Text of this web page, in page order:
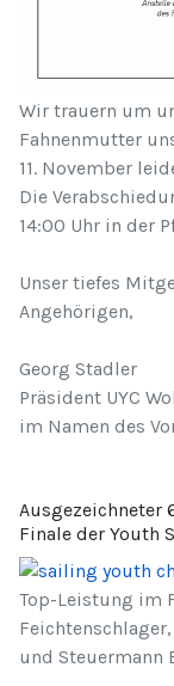
Wir trauern um
Fahnenmutter
11. November
Die
14:00 Uhr in der
Unser tiefes
Angehörigen,
Georg Stadler
Präsident UYC
im Namen des
Ausgezeichneter
Finale der Youth
Top-Leistung im
und Steuermann